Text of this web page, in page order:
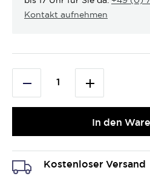
Kontakt aufnehmen
In den
Kostenloser Versand